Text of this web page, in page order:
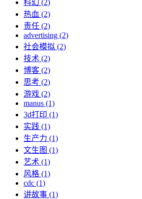
科幻 (2)
热血 (2)
责任 (2)
advertising (2)
社会模拟 (2)
技术 (2)
博客 (2)
思考 (2)
游戏 (2)
manus (1)
3d打印 (1)
实践 (1)
生产力 (1)
文生图 (1)
艺术 (1)
风格 (1)
cdc (1)
讲故事 (1)